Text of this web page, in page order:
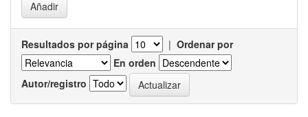
Resultados por página | Ordenar por
En orden
Autor/registro